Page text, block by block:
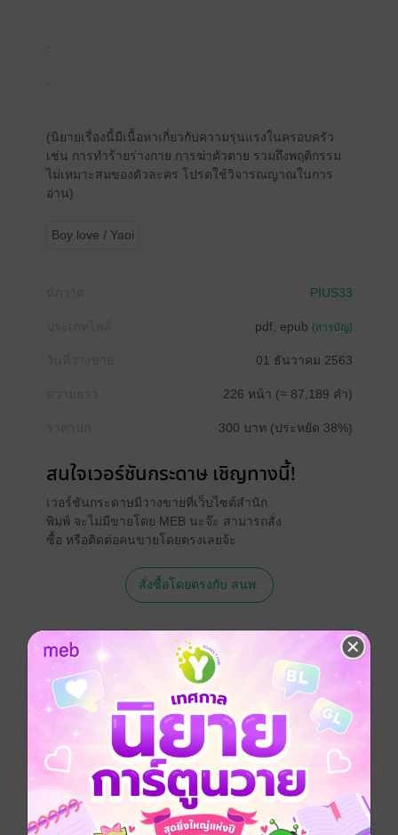
(นิยายเรื่องนี้มีเนื้อหาเกี่ยวกับความรุนแรงในครอบครัว
เช่น การทำร้ายร่างกาย การฆ่าตัวตาย รวมถึงพฤติกรรม
ไม่เหมาะสมของตัวละคร โปรดใช้วิจารณญาณในการ
อ่าน)
Boy love / Yaoi
PIUS33
pdf, epub (สารบัญ)
01 ธันวาคม 2563
226 หน้า (≈ 87,189 คำ)
300 บาท (ประหยัด 38%)
สนใจเวอร์ชันกระดาษ เชิญทางนี้!
เวอร์ชันกระดาษมีวางขายที่เว็บไซต์สำนัก
พิมพ์ จะไม่มีขายโดย MEB นะจ๊ะ สามารถสั่ง
ซื้อ หรือติดต่อคนขายโดยตรงเลยจ้ะ
สั่งซื้อโดยตรงกับ สนพ.
เรื่องที่คุณน่าจะสนใจ